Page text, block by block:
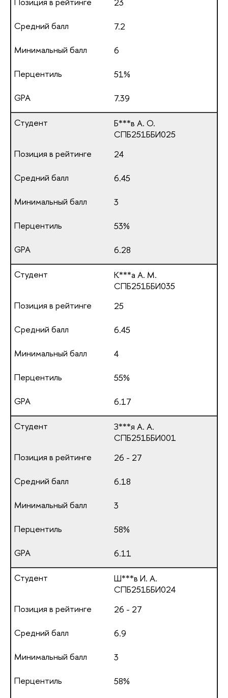
7.2
6
51%
7.39
Б***в А. О.
СПБ251ББИ025
24
6.45
3
53%
6.28
К***а А. М.
СПБ251ББИ035
25
6.45
4
55%
6.17
З***я А. А.
СПБ251ББИ001
26 - 27
6.18
3
58%
6.11
Ш***в И. А.
СПБ251ББИ024
26 - 27
6.9
3
58%